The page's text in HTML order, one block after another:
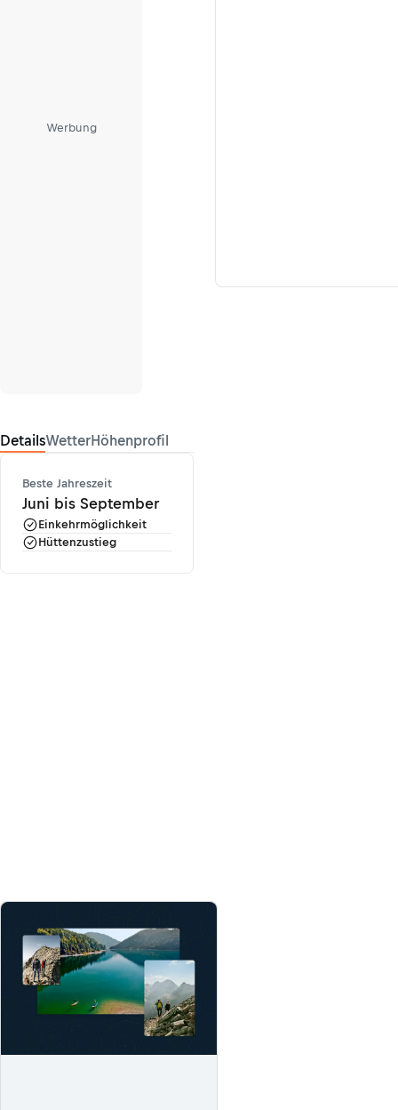
Werbung
DetailsWetterHöhenprofil
Beste Jahreszeit
Juni bis September
Einkehrmöglichkeit
Hüttenzustieg